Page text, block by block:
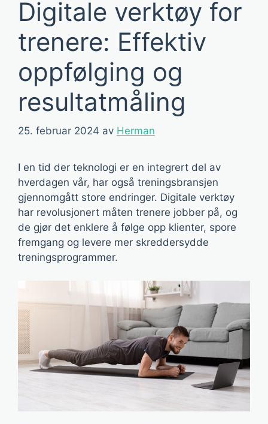
Digitale verktøy for
trenere: Effektiv
oppfølging og
resultatmåling
25. februar 2024 av Herman
I en tid der teknologi er en integrert del av
hverdagen vår, har også treningsbransjen
gjennomgått store endringer. Digitale verktøy
har revolusjonert måten trenere jobber på, og
de gjør det enklere å følge opp klienter, spore
fremgang og levere mer skreddersydde
treningsprogrammer.